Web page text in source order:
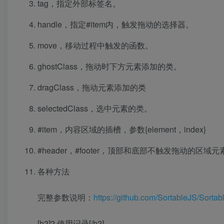
tag，指定外部标签名。
handle，指定#item内，触发拖动的选择器。
move，移动过程中触发的函数。
ghostClass，拖动时下方元素添加的类。
dragClass，拖动元素添加的类
selectedClass，选中元素的类。
#item，内容区域的插槽，参数{element，index}
#header，#footer，顶部和底部不触发拖动的区域元
各种方法
完整参数说明： https://github.com/SortableJS/